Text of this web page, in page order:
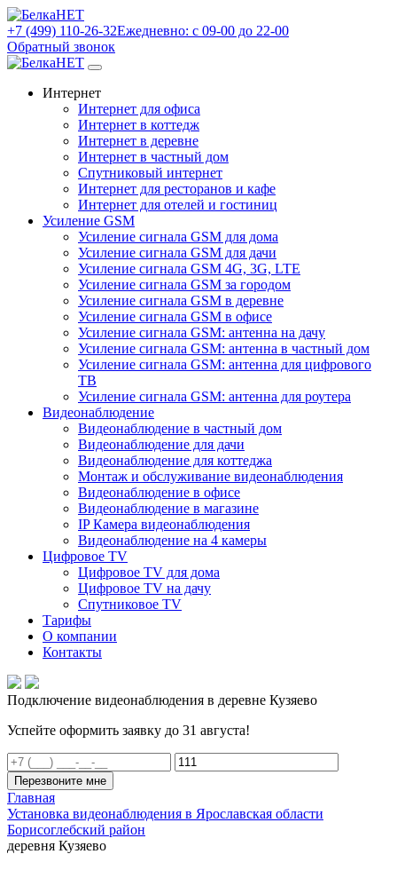
+7 (499) 110-26-32Ежедневно: с 09-00 до 22-00
Обратный звонок
Интернет
Интернет для офиса
Интернет в коттедж
Интернет в деревне
Интернет в частный дом
Спутниковый интернет
Интернет для ресторанов и кафе
Интернет для отелей и гостиниц
Усиление GSM
Усиление сигнала GSM для дома
Усиление сигнала GSM для дачи
Усиление сигнала GSM 4G, 3G, LTE
Усиление сигнала GSM за городом
Усиление сигнала GSM в деревне
Усиление сигнала GSM в офисе
Усиление сигнала GSM: антенна на дачу
Усиление сигнала GSM: антенна в частный дом
Усиление сигнала GSM: антенна для цифрового
ТВ
Усиление сигнала GSM: антенна для роутера
Видеонаблюдение
Видеонаблюдение в частный дом
Видеонаблюдение для дачи
Видеонаблюдение для коттеджа
Монтаж и обслуживание видеонаблюдения
Видеонаблюдение в офисе
Видеонаблюдение в магазине
IP Камера видеонаблюдения
Видеонаблюдение на 4 камеры
Цифровое TV
Цифровое TV для дома
Цифровое TV на дачу
Спутниковое TV
Тарифы
О компании
Контакты
Подключение видеонаблюдения в деревне Кузяево
Успейте оформить заявку до 31 августа!
Перезвоните мне
Главная
Установка видеонаблюдения в Ярославская области
Борисоглебский район
деревня Кузяево